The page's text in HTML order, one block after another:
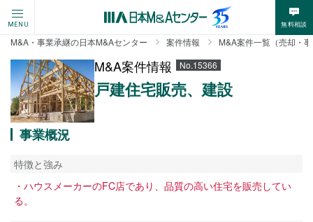
MENU 無料相談
M&A・事業承継の日本M&Aセンター 案件情報 M&A案件一覧（売却・
M&A案件情報 No.15366
戸建住宅販売、建設
事業概況
特徴と強み
・ハウスメーカーのFC店であり、品質の高い住宅を販売してい
る。